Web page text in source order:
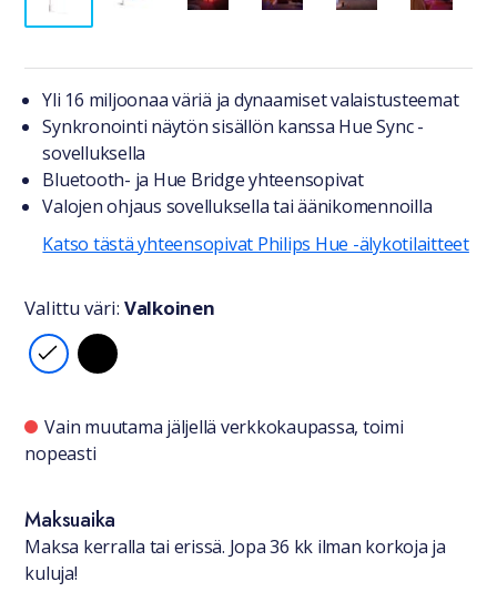
Tuotteesta lyhyesti
Yli 16 miljoonaa väriä ja dynaamiset valaistusteemat
Synkronointi näytön sisällön kanssa Hue Sync -
sovelluksella
Bluetooth- ja Hue Bridge yhteensopivat
Valojen ohjaus sovelluksella tai äänikomennoilla
Katso tästä yhteensopivat Philips Hue -älykotilaitteet
Valitse väri
Valittu väri: Valkoinen
Saatavuustiedot
Vain muutama jäljellä verkkokaupassa, toimi
nopeasti
Maksuaika
Maksa kerralla tai erissä. Jopa 36 kk ilman korkoja ja
kuluja!